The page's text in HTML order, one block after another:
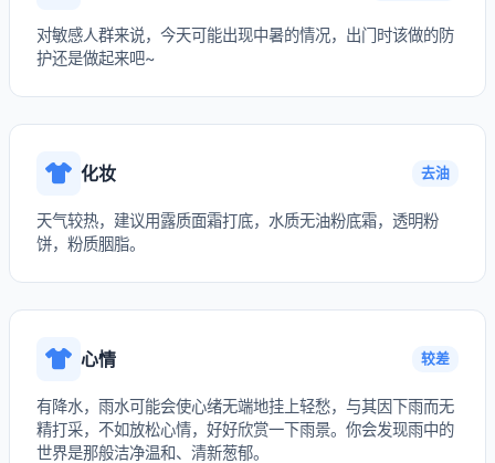
对敏感人群来说，今天可能出现中暑的情况，出门时该做的防
护还是做起来吧~
化妆 去油
天气较热，建议用露质面霜打底，水质无油粉底霜，透明粉
饼，粉质胭脂。
心情 较差
有降水，雨水可能会使心绪无端地挂上轻愁，与其因下雨而无
精打采，不如放松心情，好好欣赏一下雨景。你会发现雨中的
世界是那般洁净温和、清新葱郁。